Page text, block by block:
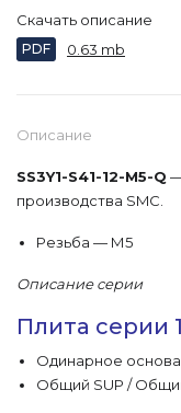
Описание
SS3Y1-S41-12-M5-Q
производства SMC.
Резьба — М5
Описание серии
Плита серии
Одинарное
Общий SUP /
Скачать описание
PDF 0.63 mb